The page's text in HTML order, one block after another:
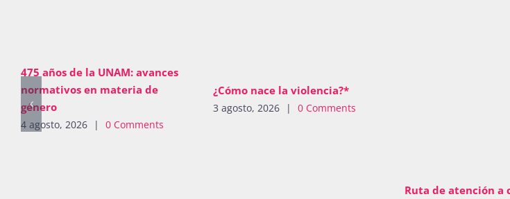
475 años de la UNAM: avances
normativos en materia de
género
4 agosto, 2026 | 0 Comments
¿Cómo nace la violencia?*
3 agosto, 2026 | 0 Comments
Ruta de atención a